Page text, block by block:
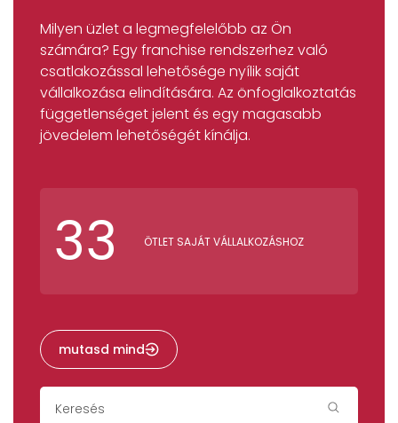
Milyen üzlet a legmegfelelőbb az Ön
számára? Egy franchise rendszerhez való
csatlakozással lehetősége nyílik saját
vállalkozása elindítására. Az önfoglalkoztatás
függetlenséget jelent és egy magasabb
jövedelem lehetőségét kínálja.
33 ÖTLET SAJÁT VÁLLALKOZÁSHOZ
mutasd mind